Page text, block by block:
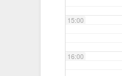
15:00
16:00